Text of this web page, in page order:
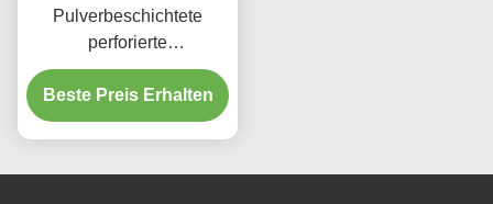
Pulverbeschichtete
perforierte
Aluminiumplatte mit
benutzerdefinierten RAL-
Farben und
Mustern für
Beste Preis Erhalten